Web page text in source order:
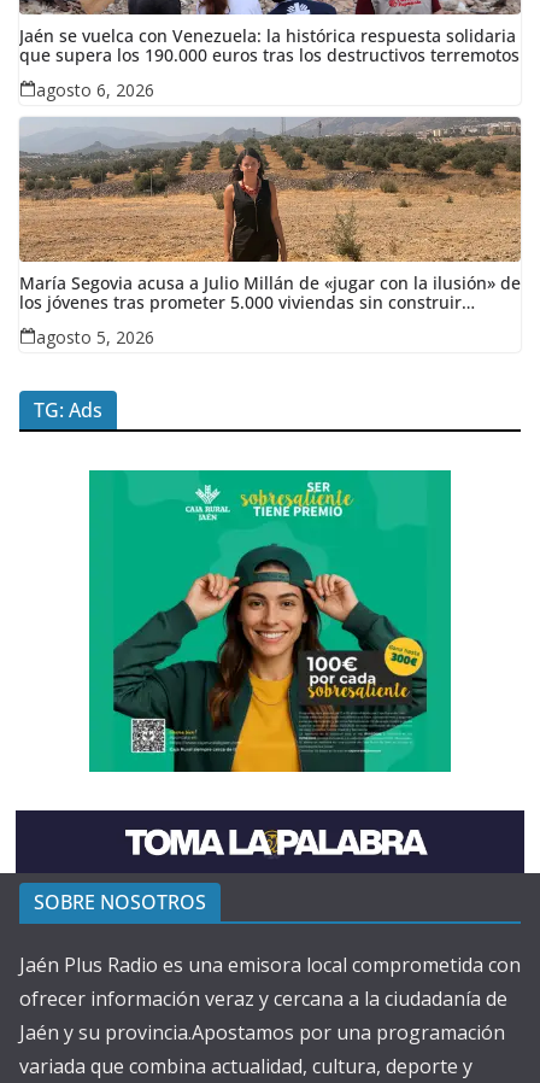
Jaén se vuelca con Venezuela: la histórica respuesta solidaria
que supera los 190.000 euros tras los destructivos terremotos
agosto 6, 2026
María Segovia acusa a Julio Millán de «jugar con la ilusión» de
los jóvenes tras prometer 5.000 viviendas sin construir
ninguna en siete años
agosto 5, 2026
TG: Ads
SOBRE NOSOTROS
Jaén Plus Radio es una emisora local comprometida con
ofrecer información veraz y cercana a la ciudadanía de
Jaén y su provincia.Apostamos por una programación
variada que combina actualidad, cultura, deporte y